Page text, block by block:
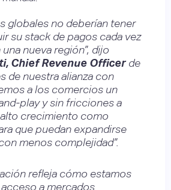
globales no deberían tener
su stack de pagos cada vez
nueva región”, dijo
Chief Revenue Officerde
de nuestra alianza con
a los comercios un
play y sin fricciones a
crecimiento como
que puedan expandirse
menos complejidad”.
refleja cómo estamos
a mercados